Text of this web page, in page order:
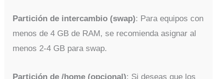
Partición de intercambio (swap): Para equipos con
menos de 4 GB de RAM, se recomienda asignar al
menos 2-4 GB para swap.
Partición de /home (opcional): Si deseas que los